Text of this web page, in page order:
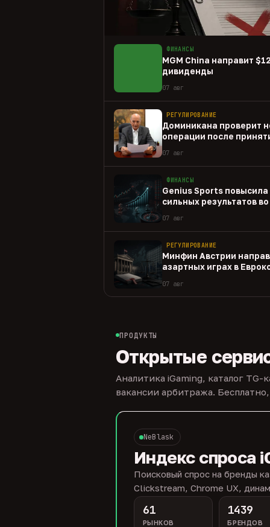
ФИНАНСЫ
MGM China направит
дивиденды
07 авг
РЕГУЛИРОВАНИЕ
Доминикана проверит
операции после
07 авг
ФИНАНСЫ
Genius Sports
сильных результатов
07 авг
РЕГУЛИРОВАНИЕ
Минфин Австрии
азартных играх в
07 авг
ПРОДУКТЫ
Открытые
Аналитика iGaming, каталог
вакансии арбитража.
NeBlask
Индекс спроса
Поисковый спрос на бренды
Clickstream, Chrome UX,
61
РЫНКОВ
1439
БРЕНДОВ